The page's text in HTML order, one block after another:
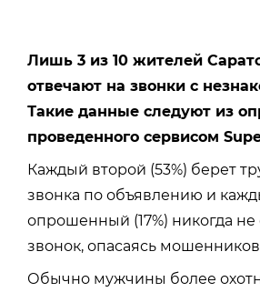
Лишь 3 из 10 жителей
отвечают на звонки с
Такие данные следуют из
проведенного сервисом
Каждый второй (53%) берет
звонка по объявлению и
опрошенный (17%) никогда не
звонок, опасаясь
Обычно мужчины более